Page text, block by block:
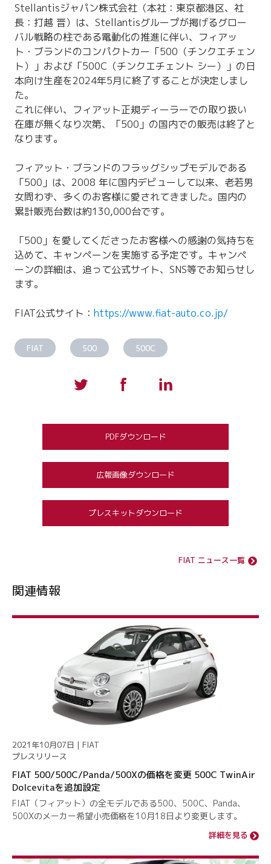
Stellantisジャパン株式会社（本社：東京都港区、社
長：打越 晋）は、Stellantisグループが掲げるグロー
バル戦略の柱である電動化の推進に伴い、フィアッ
ト・ブランドのコンパクトカー「500（チンクエチェン
ト）」および「500C（チンクエチェント シー）」の日
本向け生産を2024年5月に終了することが決定しまし
た。
これに伴い、フィアット正規ディーラーでの取り扱い
在庫が無くなり次第、「500」の国内での販売は終了と
なります。
フィアット・ブランドのフラッグシップモデルである
「500」は、2008 年に国内デビューして以来、老若男
女問わず、多くのお客様に愛されてきました。国内の
累計販売台数は約130,000台です。
「500」を愛してくださったお客様への感謝の気持ちを
込めて、キャンペーンを実施する予定です。キャンペ
ーンの詳細は、追って公式サイト、SNS等でお知らせし
ます。
FIAT公式サイト：https://www.fiat-auto.co.jp/
FIAT 500 500C
PDFダウンロード
広報画像ダウンロード
プレスキットダウンロード
FIAT ニュース一覧
関連情報
2021年10月07日 | FIAT
プレスリリース
FIAT 500/500C/Panda/500Xの価格を変更 500C TwinAir
Dolcevitaを追加設定
FIAT（フィアット）の全モデルである500、500C、Panda、
500Xのメーカー希望小売価格を10月18日より変更します。
詳細を見る